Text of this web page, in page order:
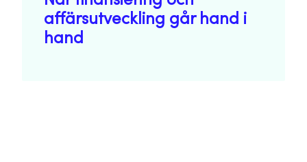
affärsutveckling går hand i
hand